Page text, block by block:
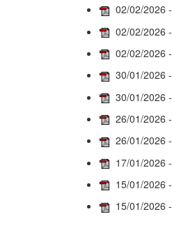
02/02/2026 -
02/02/2026 -
02/02/2026 -
30/01/2026 -
30/01/2026 -
26/01/2026 -
26/01/2026 -
17/01/2026 -
15/01/2026 -
15/01/2026 -